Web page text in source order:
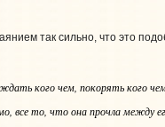
так сильно, что это
когочем, покорятького
все то, что она прочла между